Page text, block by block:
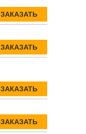
ЗАКАЗАТЬ
ЗАКАЗАТЬ
ЗАКАЗАТЬ
ЗАКАЗАТЬ